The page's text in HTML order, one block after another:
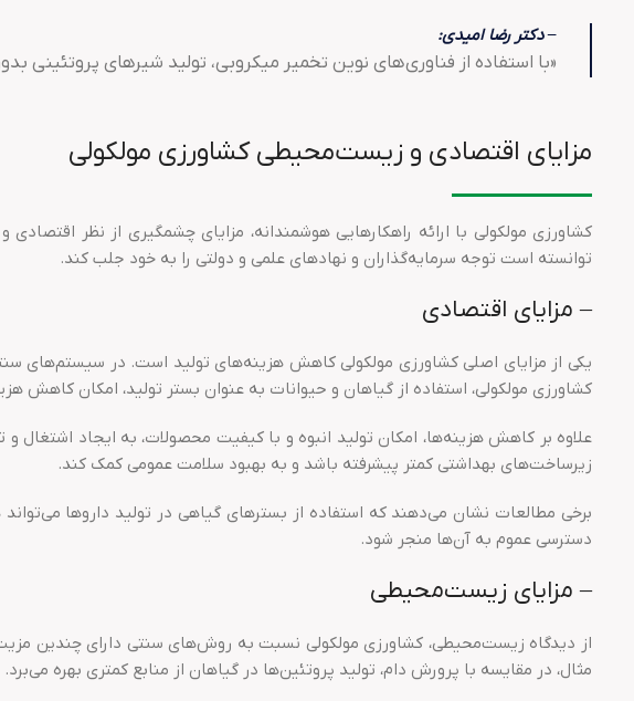
– دکتر رضا امیدی:
«با استفاده از فناوری‌های نوین تخمیر میکروبی، تولید شیرهای
مزایای اقتصادی و زیست‌محیطی کشاورزی مولکولی
کشاورزی مولکولی با ارائه راهکارهایی هوشمندانه، مزایای چشمگیری از نظر
توانسته است توجه سرمایه‌گذاران و نهادهای علمی و دولتی را به خود جلب کند.
– مزایای اقتصادی
یکی از مزایای اصلی کشاورزی مولکولی کاهش هزینه‌های تولید است. در سیستم‌های
کشاورزی مولکولی، استفاده از گیاهان و حیوانات به عنوان بستر تولید، امکان کاهش
علاوه بر کاهش هزینه‌ها، امکان تولید انبوه و با کیفیت محصولات، به ایجاد
زیرساخت‌های بهداشتی کمتر پیشرفته باشد و به بهبود سلامت عمومی کمک کند.
دسترسی عموم به آن‌ها منجر شود.
– مزایای زیست‌محیطی
از دیدگاه زیست‌محیطی، کشاورزی مولکولی نسبت به روش‌های سنتی دارای چندین
مثال، در مقایسه با پرورش دام، تولید پروتئین‌ها در گیاهان از منابع کمتری بهره می‌برد.